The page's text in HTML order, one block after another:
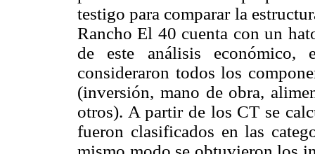
testigo para comparar la
Rancho El 40 cuenta con un
de este análisis económico,
consideraron todos los
(inversión, mano de obra,
otros). A partir de los CT se
fueron clasificados en las